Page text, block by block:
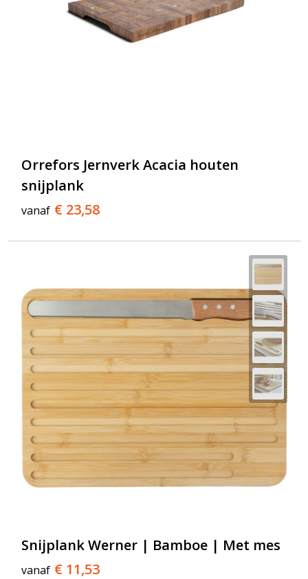
Orrefors Jernverk Acacia houten
snijplank
vanaf € 23,58
Snijplank Werner | Bamboe | Met mes
vanaf € 11,53